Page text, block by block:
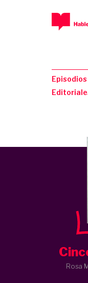
Episodios
Rosa